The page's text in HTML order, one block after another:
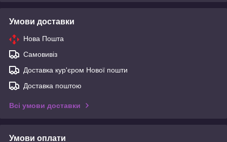
Умови доставки
Нова Пошта
Самовивіз
Доставка кур'єром Нової пошти
Доставка поштою
Всі умови доставки
Умови оплати